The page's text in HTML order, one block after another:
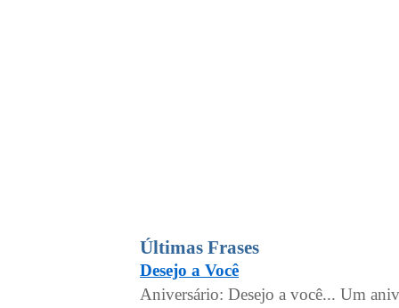
Últimas Frases
Desejo a Você
Aniversário: Desejo a você... Um